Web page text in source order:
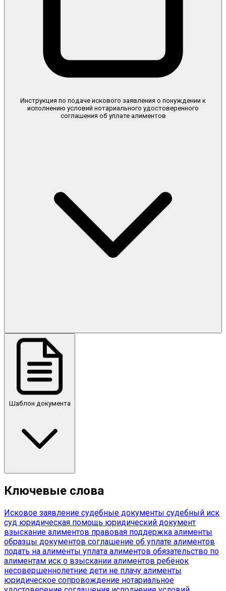
Инструкция по подаче искового заявления о понуждении к
исполнению условий нотариального удостоверенного
соглашения об уплате алиментов
Шаблон документа
Ключевые слова
Исковое заявление судебные документы судебный иск
суд юридическая помощь юридический документ
взыскание алиментов правовая поддержка алименты
образцы документов соглашение об уплате алиментов
подать на алименты уплата алиментов обязательство по
алиментам иск о взыскании алиментов ребёнок
несовершеннолетние дети не плачу алименты
юридическое сопровождение нотариальное